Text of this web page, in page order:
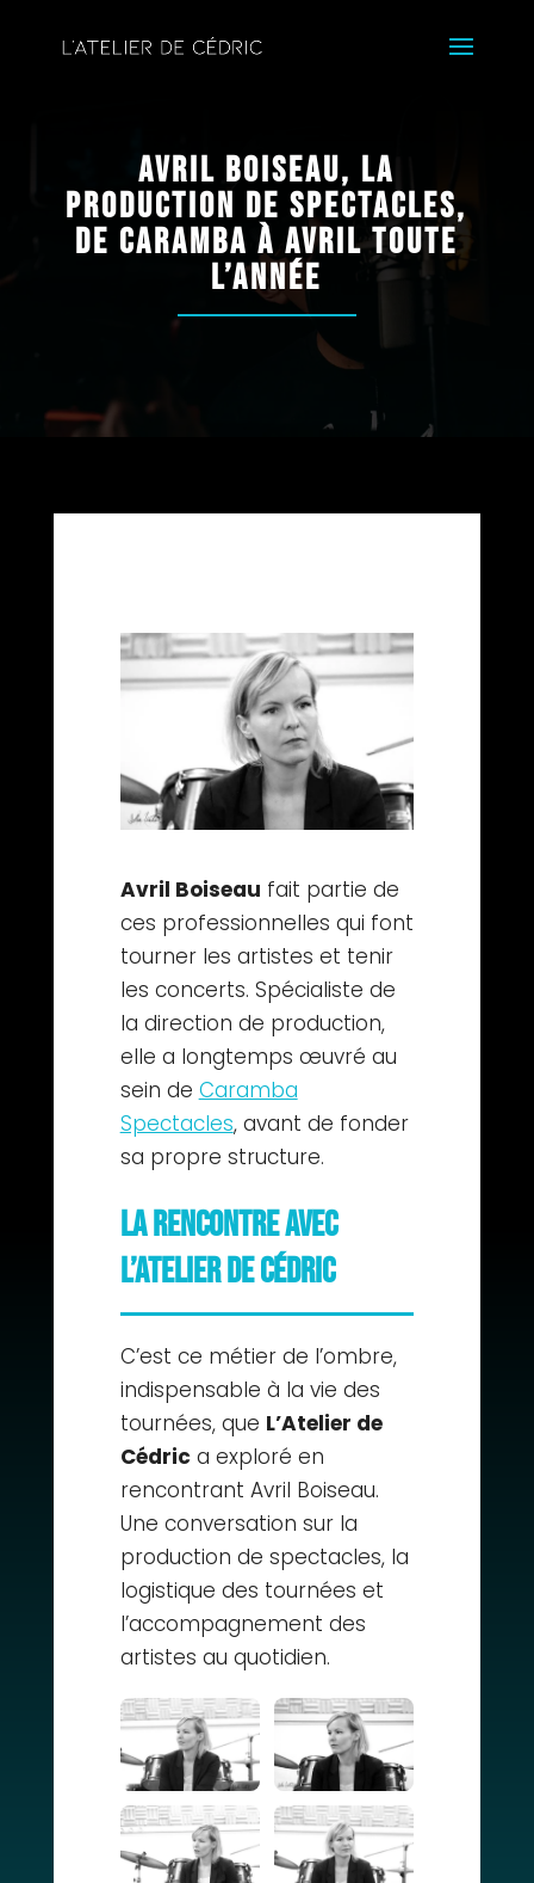
Avril Boiseau, la
production de spectacles,
de Caramba à Avril Toute
l’Année
Avril Boiseau fait partie de
ces professionnelles qui font
tourner les artistes et tenir
les concerts. Spécialiste de
la direction de production,
elle a longtemps œuvré au
sein de Caramba
Spectacles, avant de fonder
sa propre structure.
La rencontre avec
L’Atelier de Cédric
C’est ce métier de l’ombre,
indispensable à la vie des
tournées, que L’Atelier de
Cédrica exploré en
rencontrant Avril Boiseau.
Une conversation sur la
production de spectacles, la
logistique des tournées et
l’accompagnement des
artistes au quotidien.